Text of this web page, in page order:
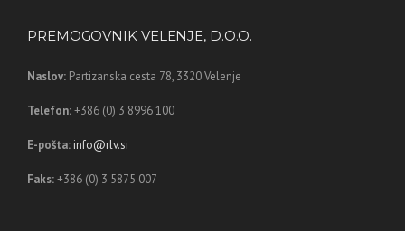
PREMOGOVNIK VELENJE, D.O.O.
Naslov: Partizanska cesta 78, 3320 Velenje
Telefon:+386 (0) 3 8996 100
E-pošta: info@rlv.si
Faks:+386 (0) 3 5875 007